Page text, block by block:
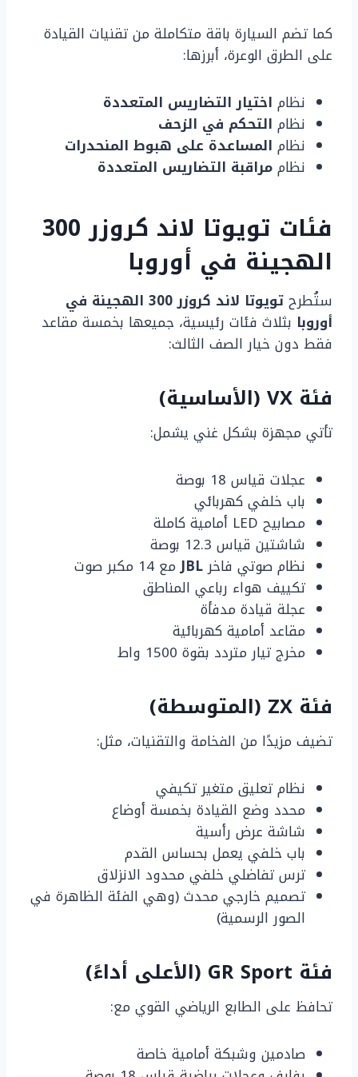
كما تضم السيارة باقة متكاملة من تقنيات القيادة
على الطرق الوعرة، أبرزها:
نظام اختيار التضاريس المتعددة
نظام التحكم في الزحف
نظام المساعدة على هبوط المنحدرات
نظاممراقبة التضاريس المتعددة
فئات تويوتا لاند كروزر 300
الهجينة في أوروبا
ستُطرح
تويوتا لاند كروزر 300 الهجينة في
أوروبا بثلاث فئات رئيسية، جميعها بخمسة مقاعد
فقط دون خيار الصف الثالث:
فئة VX (الأساسية)
تأتي مجهزة بشكل غني يشمل:
عجلات قياس 18 بوصة
باب خلفي كهربائي
مصابيح LED أمامية كاملة
شاشتين قياس 12.3 بوصة
نظام صوتي فاخرJBLمع 14 مكبر صوت
تكييف هواء رباعي المناطق
عجلة قيادة مدفأة
مقاعد أمامية كهربائية
مخرج تيار متردد بقوة 1500 واط
فئة ZX (المتوسطة)
تضيف مزيدًا من الفخامة والتقنيات، مثل:
نظام تعليق متغير تكيفي
محدد وضع القيادة بخمسة أوضاع
شاشة عرض رأسية
باب خلفي يعمل بحساس القدم
ترس تفاضلي خلفي محدود الانزلاق
تصميم خارجي محدث (وهي الفئة الظاهرة في
الصور الرسمية)
فئة GR Sport (الأعلى أداءً)
تحافظ على الطابع الرياضي القوي مع:
صادمين وشبكة أمامية خاصة